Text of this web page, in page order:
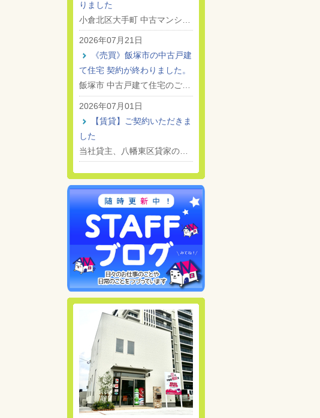
りました
小倉北区大手町 中古マンシ…
2026年07月21日
《売買》飯塚市の中古戸建
て住宅 契約が終わりました。
飯塚市 中古戸建て住宅のご…
2026年07月01日
【賃貸】ご契約いただきま
した
当社貸主、八幡東区貸家の…